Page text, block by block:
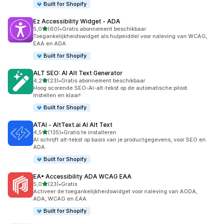
Built for Shopify
Ez Accessibility Widget ‑ ADA
5,0van 5 sterren
(60)
60 recensies in totaal
•Gratis abonnement beschikbaar
Toegankelijkheidswidget als hulpmiddel voor naleving van WCAG,
EAA en ADA
Built for Shopify
ALT SEO: AI Alt Text Generator
4,2van 5 sterren
(23)
23 recensies in totaal
•Gratis abonnement beschikbaar
Hoog scorende SEO-AI-alt-tekst op de automatische piloot.
Instellen en klaar!
Built for Shopify
ATAI ‑ AltText.ai AI Alt Text
4,5van 5 sterren
(135)
135 recensies in totaal
•Gratis te installeren
AI schrijft alt-tekst op basis van je productgegevens, voor SEO en
ADA.
Built for Shopify
EA• Accessibility ADA WCAG EAA
5,0van 5 sterren
(23)
23 recensies in totaal
•Gratis
Activeer de toegankelijkheidswidget voor naleving van AODA,
ADA, WCAG en EAA
Built for Shopify